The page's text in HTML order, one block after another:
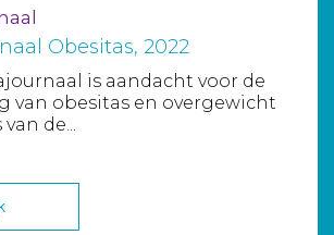
Obesitas, 2022
is aandacht voor de
van obesitas en overgewicht
de...